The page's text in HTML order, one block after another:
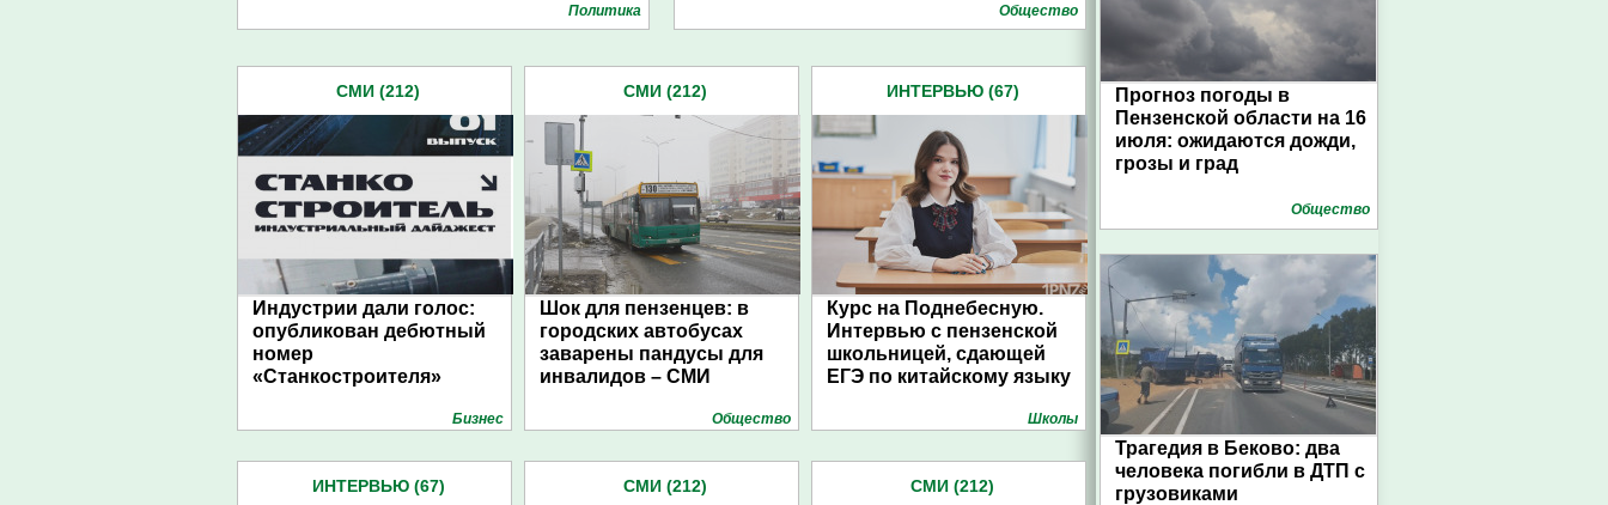
Политика Общество
СМИ (212)
Индустрии дали голос:
опубликован дебютный
номер
«Станкостроителя»
Бизнес
СМИ (212)
Шок для пензенцев: в
городских автобусах
заварены пандусы для
инвалидов – СМИ
Общество
ИНТЕРВЬЮ (67)
Курс на Поднебесную.
Интервью с пензенской
школьницей, сдающей
ЕГЭ по китайскому языку
Школы
ИНТЕРВЬЮ (67) СМИ (212) СМИ (212)
Прогноз погоды в
Пензенской области на 16
июля: ожидаются дожди,
грозы и град
Общество
Трагедия в Беково: два
человека погибли в ДТП с
грузовиками